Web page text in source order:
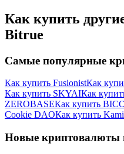
Как купить
Bitrue
Самые популярные
Как купить FusionistКак
Как купить SKYAIКак
ZEROBASEКак купить
Cookie DAOКак купить
Новые криптовалюты